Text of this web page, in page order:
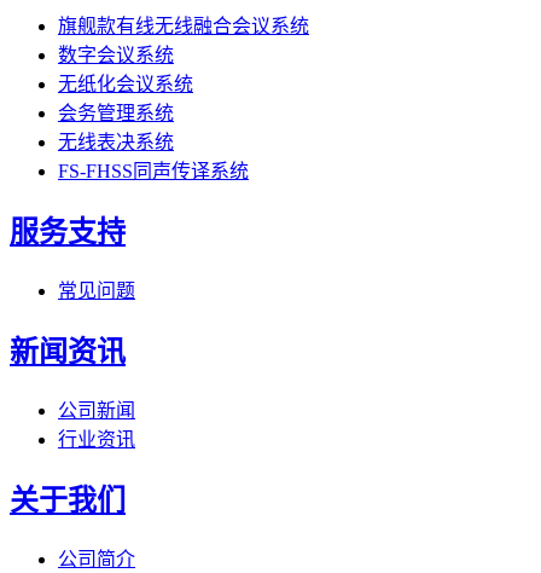
旗舰款有线无线融合会议系统
数字会议系统
无纸化会议系统
会务管理系统
无线表决系统
FS-FHSS同声传译系统
服务支持
常见问题
新闻资讯
公司新闻
行业资讯
关于我们
公司简介